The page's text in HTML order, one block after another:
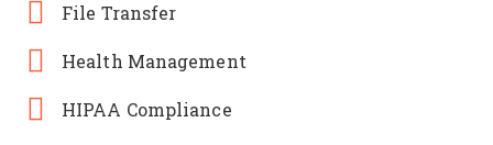
File Transfer
Health Management
HIPAA Compliance